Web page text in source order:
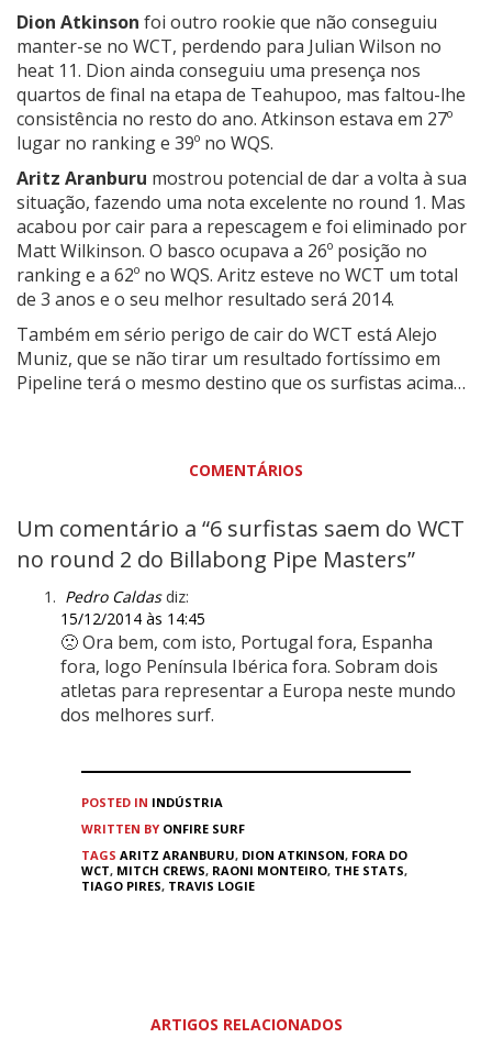
Dion Atkinson foi outro rookie que não conseguiu
manter-se no WCT, perdendo para Julian Wilson no
heat 11. Dion ainda conseguiu uma presença nos
quartos de final na etapa de Teahupoo, mas faltou-lhe
consistência no resto do ano. Atkinson estava em 27º
lugar no ranking e 39º no WQS.
Aritz Aranburu mostrou potencial de dar a volta à sua
situação, fazendo uma nota excelente no round 1. Mas
acabou por cair para a repescagem e foi eliminado por
Matt Wilkinson. O basco ocupava a 26º posição no
ranking e a 62º no WQS. Aritz esteve no WCT um total
de 3 anos e o seu melhor resultado será 2014.
Também em sério perigo de cair do WCT está Alejo
Muniz, que se não tirar um resultado fortíssimo em
Pipeline terá o mesmo destino que os surfistas acima…
COMENTÁRIOS
Um comentário a “6 surfistas saem do WCT
no round 2 do Billabong Pipe Masters”
Pedro Caldas diz:
15/12/2014 às 14:45
🙁 Ora bem, com isto, Portugal fora, Espanha
fora, logo Península Ibérica fora. Sobram dois
atletas para representar a Europa neste mundo
dos melhores surf.
POSTED IN INDÚSTRIA
WRITTEN BY ONFIRE SURF
TAGS ARITZ ARANBURU, DION ATKINSON, FORA DO
WCT, MITCH CREWS, RAONI MONTEIRO, THE STATS,
TIAGO PIRES, TRAVIS LOGIE
ARTIGOS RELACIONADOS